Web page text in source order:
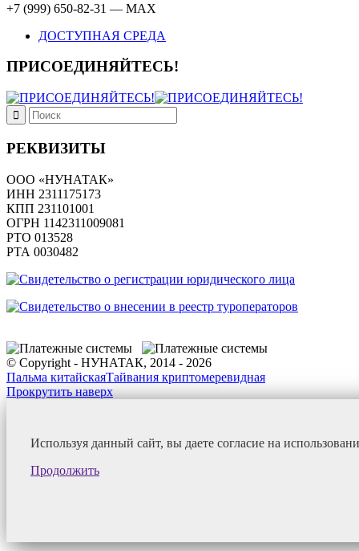
+7 (999) 650-82-31 — MAX
ДОСТУПНАЯ СРЕДА
ПРИСОЕДИНЯЙТЕСЬ!
РЕКВИЗИТЫ
ООО «НУНАТАК»
ИНН 2311175173
КПП 231101001
ОГРН 1142311009081
PTO 013528
РТА 0030482
© Copyright - НУНАТАК, 2014 - 2026
Пальма китайскаяТайвания криптомеревидная
Прокрутить наверх
Используя данный сайт, вы даете согласие на
Продолжить